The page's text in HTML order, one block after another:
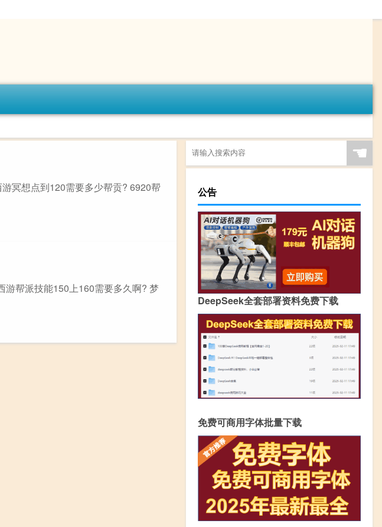
冥想点到120需要多少帮贡? 6920帮
游帮派技能150上160需要多久啊? 梦
☚
公告
DeepSeek全套部署资料免费下载
免费可商用字体批量下载